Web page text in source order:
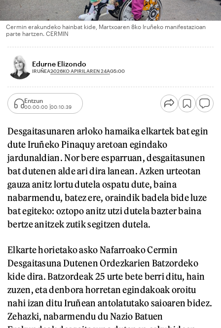
Cermin erakundeko hainbat kide, Martxoaren 8ko Iruñeko manifestazioan
parte hartzen. CERMIN
Edurne Elizondo
IRUÑEA2026KO APIRILAREN 24A05:00
Entzun
00:00:00 00:10:39
Desgaitasunaren arloko hamaika elkartek bat egin
dute Iruñeko Pinaquy aretoan egindako
jardunaldian. Nor bere esparruan, desgaitasunen
bat dutenen alde ari dira lanean. Azken urteotan
gauza anitz lortu dutela ospatu dute, baina
nabarmendu, batez ere, oraindik badela bide luze
bat egiteko: oztopo anitz utzi dutela bazter baina
bertze anitzek zutik segitzen dutela.
Elkarte horietako asko Nafarroako Cermin
Desgaitasuna Dutenen Ordezkarien Batzordeko
kide dira. Batzordeak 25 urte bete berri ditu, hain
zuzen, eta denbora horretan egindakoak oroitu
nahi izan ditu Iruñean antolatutako saioaren bidez.
Zehazki, nabarmendu du Nazio Batuen